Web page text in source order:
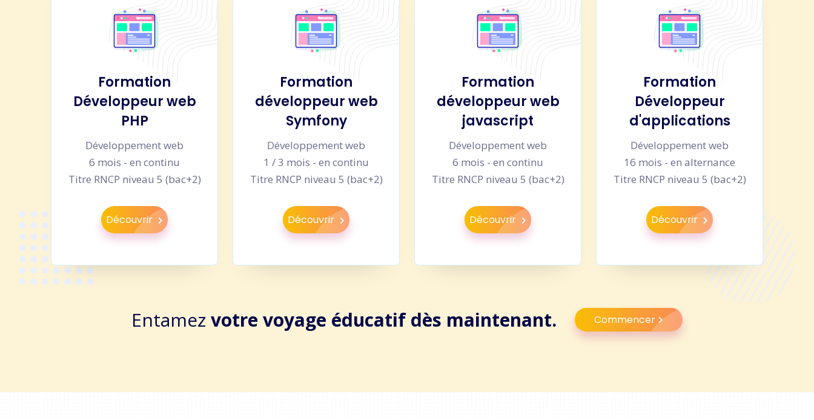
Formation
Développeur web
PHP
Développement web
6 mois - en continu
Titre RNCP niveau 5 (bac+2)
Découvrir
Formation
développeur web
Symfony
Développement web
1 / 3 mois - en continu
Titre RNCP niveau 5 (bac+2)
Découvrir
Formation
développeur web
javascript
Développement web
6 mois - en continu
Titre RNCP niveau 5 (bac+2)
Découvrir
Formation
Développeur
d'applications
Développement web
16 mois - en alternance
Titre RNCP niveau 5 (bac+2)
Découvrir
Entamez votre voyage éducatif dès maintenant. Commencer